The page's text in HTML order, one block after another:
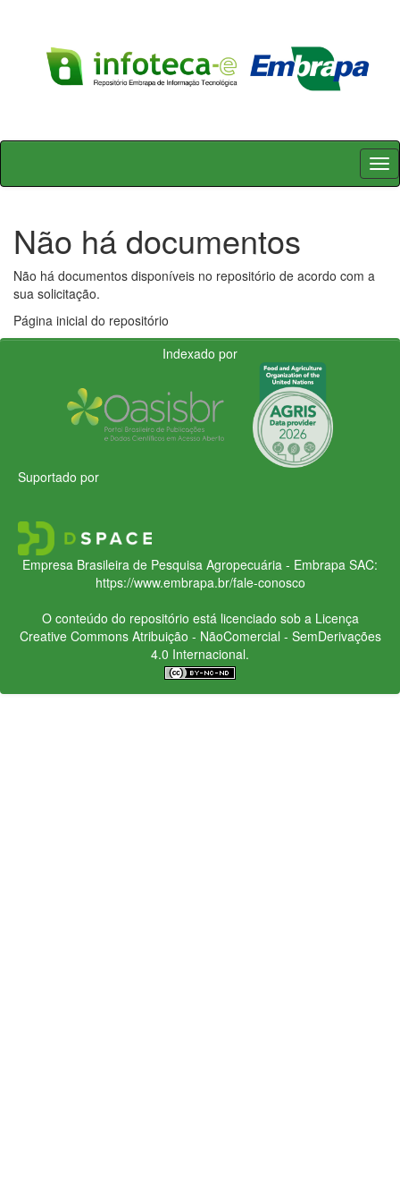
Skip
Não há documentos
Não há documentos disponíveis no repositório de acordo com a
sua solicitação.
Página inicial do repositório
Indexado por
Suportado por
Empresa Brasileira de Pesquisa Agropecuária - Embrapa SAC:
https://www.embrapa.br/fale-conosco
O conteúdo do repositório está licenciado sob a Licença
Creative CommonsAtribuição - NãoComercial - SemDerivações
4.0 Internacional.